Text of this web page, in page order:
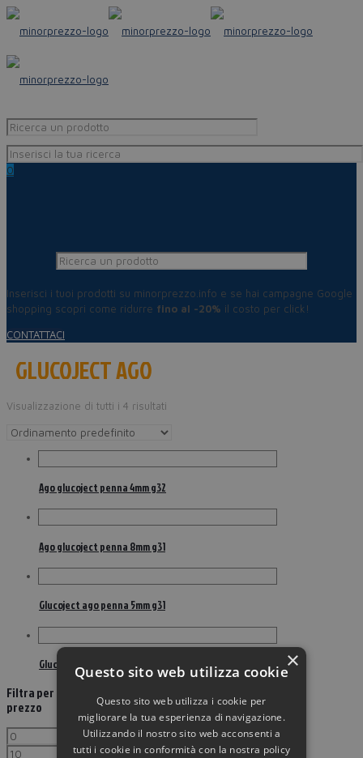
0
Inserisci i tuoi prodotti su minorprezzo.info e se hai campagne Google
shopping scopri come ridurre fino al -20% il costo per click!
CONTATTACI
GLUCOJECT AGO
Visualizzazione di tutti i 4 risultati
Ago glucoject penna 4mm g32
Ago glucoject penna 8mm g31
Glucoject ago penna 5mm g31
Glucoject ago penna 6mm g31
Filtra per
prezzo
×
Questo sito web utilizza cookie
Questo sito web utilizza i cookie per
migliorare la tua esperienza di navigazione.
Utilizzando il nostro sito web acconsenti a
tutti i cookie in conformità con la nostra policy